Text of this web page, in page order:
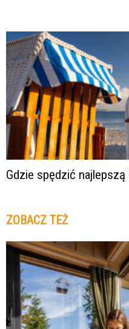
Gdzie spędzić
ZOBACZ TEŻ